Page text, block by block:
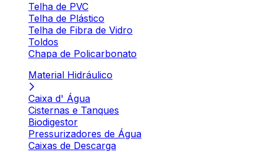
Telha de PVC
Telha de Plástico
Telha de Fibra de Vidro
Toldos
Chapa de Policarbonato
Material Hidráulico
Caixa d' Água
Cisternas e Tanques
Biodigestor
Pressurizadores de Água
Caixas de Descarga